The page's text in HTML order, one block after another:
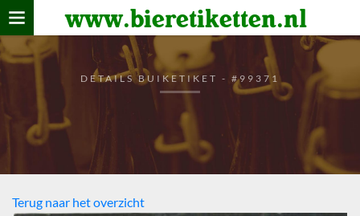
www.bieretiketten.nl
Home
verzamelen
De bierkaart
Bezoekers
DETAILS BUIKETIKET - #99371
Terug naar het overzicht